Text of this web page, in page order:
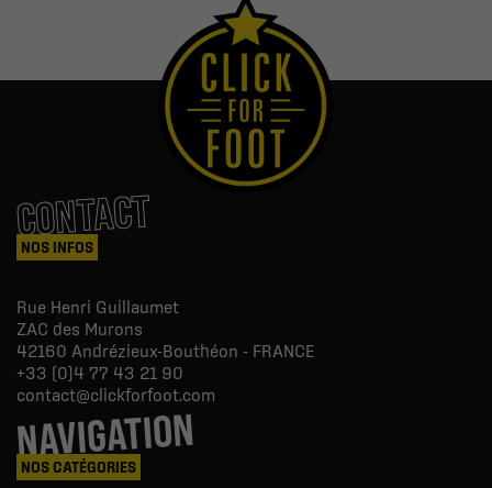
CONTACT
NOS INFOS
Rue Henri Guillaumet
ZAC des Murons
42160 Andrézieux-Bouthéon - FRANCE
+33 (0)4 77 43 21 90
contact@clickforfoot.com
NAVIGATION
NOS CATÉGORIES